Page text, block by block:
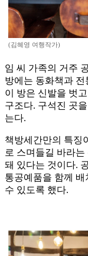
(김혜영 여행작가)
임 씨 가족의 거주
방에는 동화책과
이 방은 신발을 벗
구조다. 구석진 곳
는다.
책방세간만의 특징
로 스며들길 바라
돼 있다는 것이다.
통공예품을 함께
수 있도록 했다.